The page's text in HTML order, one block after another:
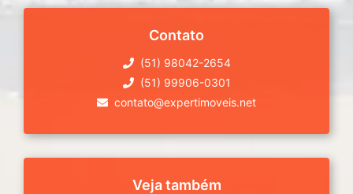
Contato
(51) 98042-2654
(51) 99906-0301
contato@expertimoveis.net
Veja também